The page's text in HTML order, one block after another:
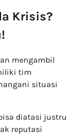
Krisis?
mengambil
tim
situasi
diatasi justru
reputasi